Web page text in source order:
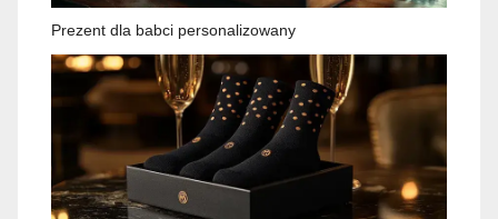
Prezent dla babci personalizowany